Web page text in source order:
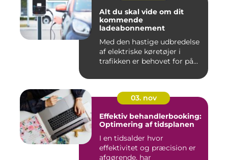
Alt du skal vide om dit
kommende
ladeabonnement
Med den hastige udbredelse
af elektriske køretøjer i
trafikken er behovet for på...
03. nov
Effektiv behandlerbooking:
Optimering af tidsplanen
I en tidsalder hvor
effektivitet og præcision er
afgørende, har